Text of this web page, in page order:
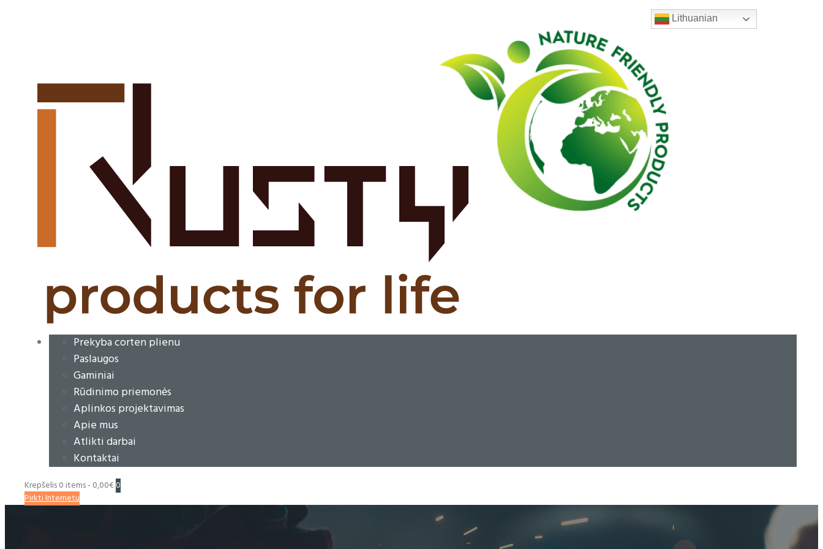
Prekyba corten plienu
Paslaugos
Gaminiai
Rūdinimo priemonės
Aplinkos projektavimas
Apie mus
Atlikti darbai
Kontaktai
Krepšelis0 items- 0,00€0
Pirkti Internetu
Lithuanian